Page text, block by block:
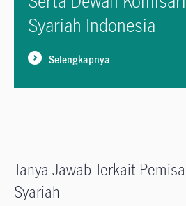
Syariah Indonesia
Selengkapnya
Tanya Jawab Terkait
Syariah